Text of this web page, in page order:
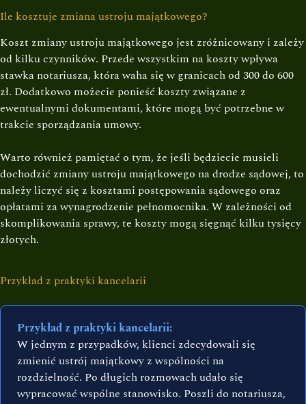
Ile kosztuje zmiana ustroju majątkowego?
Koszt zmiany ustroju majątkowego jest zróżnicowany i zależy
od kilku czynników. Przede wszystkim na koszty wpływa
stawka notariusza, która waha się w granicach od 300 do 600
zł. Dodatkowo możecie ponieść koszty związane z
ewentualnymi dokumentami, które mogą być potrzebne w
trakcie sporządzania umowy.
Warto również pamiętać o tym, że jeśli będziecie musieli
dochodzić zmiany ustroju majątkowego na drodze sądowej, to
należy liczyć się z kosztami postępowania sądowego oraz
opłatami za wynagrodzenie pełnomocnika. W zależności od
skomplikowania sprawy, te koszty mogą sięgnąć kilku tysięcy
złotych.
Przykład z praktyki kancelarii
Przykład z praktyki kancelarii:
W jednym z przypadków, klienci zdecydowali się
zmienić ustrój majątkowy z wspólności na
rozdzielność. Po długich rozmowach udało się
wypracować wspólne stanowisko. Poszli do notariusza,